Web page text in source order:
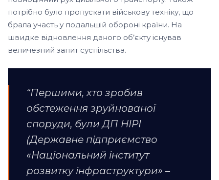
потрібно було пропускати військову техніку, що
брала участь у подальшій обороні країни. На
швидке відновлення даного об’єкту існував
величезний запит суспільства.
“Першими, хто зробив
обстеження зруйнованої
споруди, були ДП НІРІ
(Державне підприємство
«Національний інститут
розвитку інфраструктури» –